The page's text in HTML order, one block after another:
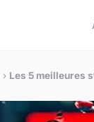
› Les 5 meilleures